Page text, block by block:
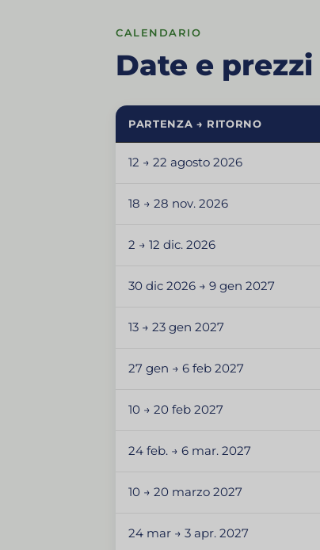
CALENDARIO
Date e prezzi
PARTENZA → RITORNO
12 → 22 agosto 2026
18 → 28 nov. 2026
2 → 12 dic. 2026
30 dic 2026 → 9 gen 2027
13 → 23 gen 2027
27 gen → 6 feb 2027
10 → 20 feb 2027
24 feb. → 6 mar. 2027
10 → 20 marzo 2027
24 mar → 3 apr. 2027